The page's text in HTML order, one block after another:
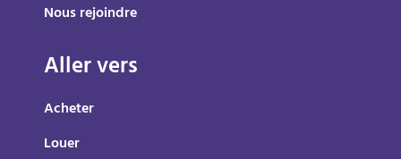
Nous rejoindre
Aller vers
Acheter
Louer